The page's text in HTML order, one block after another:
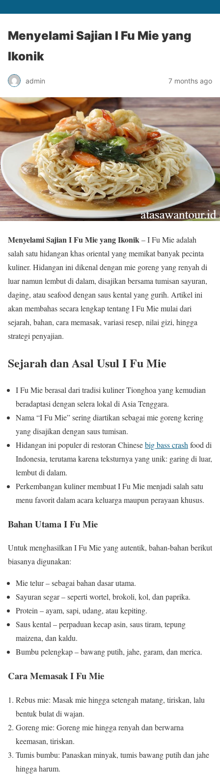
Menyelami Sajian I Fu Mie yang
Ikonik
admin 7 months ago
Menyelami Sajian I Fu Mie yang Ikonik– I Fu Mie adalah
salah satu hidangan khas oriental yang memikat banyak pecinta
kuliner. Hidangan ini dikenal dengan mie goreng yang renyah di
luar namun lembut di dalam, disajikan bersama tumisan sayuran,
daging, atau seafood dengan saus kental yang gurih. Artikel ini
akan membahas secara lengkap tentang I Fu Mie mulai dari
sejarah, bahan, cara memasak, variasi resep, nilai gizi, hingga
strategi penyajian.
Sejarah dan Asal Usul I Fu Mie
I Fu Mie berasal dari tradisi kuliner Tionghoa yang kemudian
beradaptasi dengan selera lokal di Asia Tenggara.
Nama “I Fu Mie” sering diartikan sebagai mie goreng kering
yang disajikan dengan saus tumisan.
Hidangan ini populer di restoran Chinesebig bass crash food di
Indonesia, terutama karena teksturnya yang unik: garing di luar,
lembut di dalam.
Perkembangan kuliner membuat I Fu Mie menjadi salah satu
menu favorit dalam acara keluarga maupun perayaan khusus.
Bahan Utama I Fu Mie
Untuk menghasilkan I Fu Mie yang autentik, bahan-bahan berikut
biasanya digunakan:
Mie telur – sebagai bahan dasar utama.
Sayuran segar – seperti wortel, brokoli, kol, dan paprika.
Protein – ayam, sapi, udang, atau kepiting.
Saus kental – perpaduan kecap asin, saus tiram, tepung
maizena, dan kaldu.
Bumbu pelengkap – bawang putih, jahe, garam, dan merica.
Cara Memasak I Fu Mie
Rebus mie: Masak mie hingga setengah matang, tiriskan, lalu
bentuk bulat di wajan.
Goreng mie: Goreng mie hingga renyah dan berwarna
keemasan, tiriskan.
Tumis bumbu: Panaskan minyak, tumis bawang putih dan jahe
hingga harum.